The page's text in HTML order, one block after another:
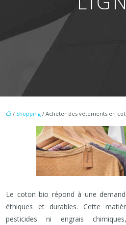
/ Shopping / Acheter des vêtements en
Le coton bio répond à une
éthiques et durables. Cette
pesticides ni engrais